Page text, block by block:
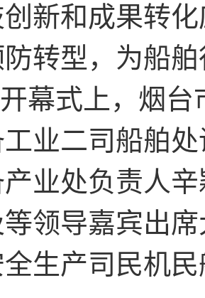
新和成果转
转型，为船
幕式上，烟
业二司船舶
业处负责人
领导嘉宾出
生产司民机